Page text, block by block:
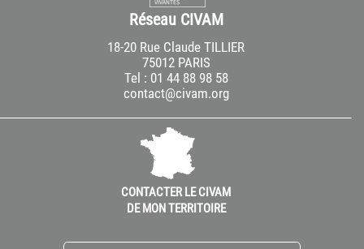
Réseau CIVAM
18-20 Rue Claude TILLIER
75012 PARIS
Tel : 01 44 88 98 58
contact@civam.org
CONTACTER LE CIVAM
DE MON TERRITOIRE